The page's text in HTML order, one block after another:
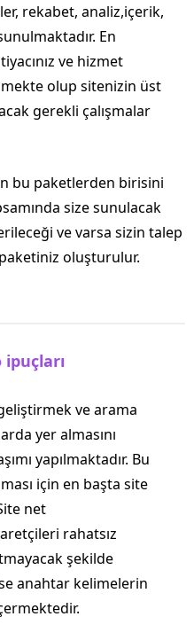
rekabet, analiz,içerik,
En
ve hizmet
olup sitenizin üst
gerekli çalışmalar
bu paketlerden birisini
size sunulacak
ve varsa sizin talep
oluşturulur.
ve arama
yer almasını
yapılmaktadır. Bu
için en başta site
net
rahatsız
şekilde
anahtar kelimelerin